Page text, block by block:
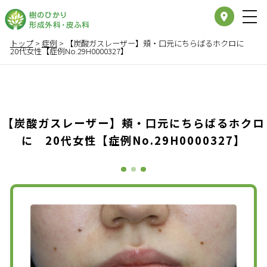
place
トップ> 症例 > 【炭酸ガスレーザー】頬・口元にちらばるホクロに
20代女性【症例No.29H0000327】
【炭酸ガスレーザー】頬・口元にちらばるホクロ
に 20代女性【症例No.29H0000327】